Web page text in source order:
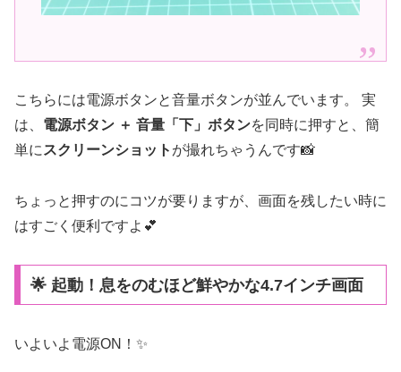
こちらには電源ボタンと音量ボタンが並んでいます。 実
は、 電源ボタン ＋ 音量「下」ボタンを同時に押すと、簡
単に スクリーンショット が撮れちゃうんです📸
ちょっと押すのにコツが要りますが、画面を残したい時に
はすごく便利ですよ💕
🌟 起動！息をのむほど鮮やかな4.7インチ画面
いよいよ電源ON！✨